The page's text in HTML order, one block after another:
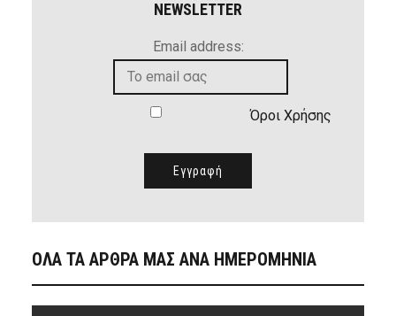
NEWSLETTER
Email address:
Όροι Χρήσης
ΟΛΑ ΤΑ ΑΡΘΡΑ ΜΑΣ ΑΝΑ ΗΜΕΡΟΜΗΝΙΑ